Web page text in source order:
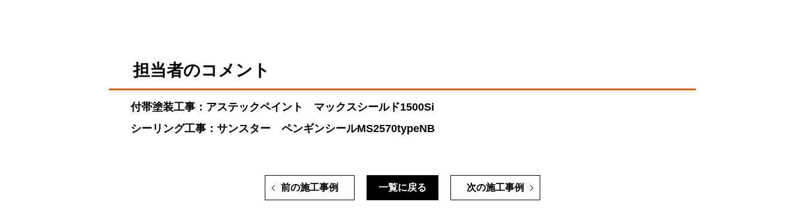
担当者のコメント
付帯塗装工事：アステックペイント マックスシールド1500Si
シーリング工事：サンスター ペンギンシールMS2570typeNB
前の施工事例 次の施工事例
一覧に戻る